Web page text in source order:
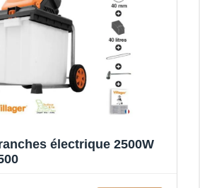
électrique 2500W